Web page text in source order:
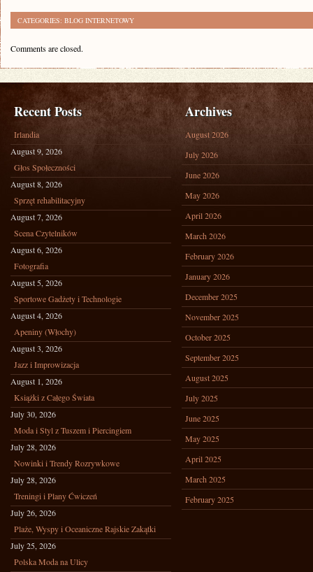
CATEGORIES: BLOG INTERNETOWY
Comments are closed.
Recent Posts
Irlandia
August 9, 2026
Głos Społeczności
August 8, 2026
Sprzęt rehabilitacyjny
August 7, 2026
Scena Czytelników
August 6, 2026
Fotografia
August 5, 2026
Sportowe Gadżety i Technologie
August 4, 2026
Apeniny (Włochy)
August 3, 2026
Jazz i Improwizacja
August 1, 2026
Książki z Całego Świata
July 30, 2026
Moda i Styl z Tuszem i Piercingiem
July 28, 2026
Nowinki i Trendy Rozrywkowe
July 28, 2026
Treningi i Plany Ćwiczeń
July 26, 2026
Plaże, Wyspy i Oceaniczne Rajskie Zakątki
July 25, 2026
Polska Moda na Ulicy
Archives
August 2026
July 2026
June 2026
May 2026
April 2026
March 2026
February 2026
January 2026
December 2025
November 2025
October 2025
September 2025
August 2025
July 2025
June 2025
May 2025
April 2025
March 2025
February 2025